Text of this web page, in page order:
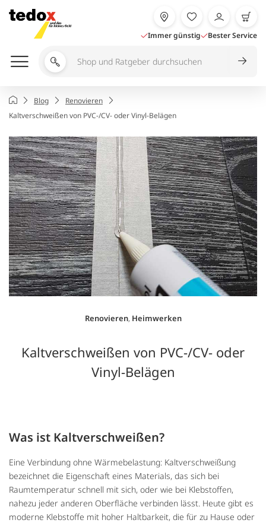
Inhalt
springen
Immer günstig Bester Service
Shop
Ratgeber
durchsuchen
Startseite
Blog
Renovieren
Kaltverschweißen von PVC-/CV- oder Vinyl-Belägen
Renovieren, Heimwerken
Kaltverschweißen von PVC-/CV- oder
Vinyl-Belägen
Was ist Kaltverschweißen?
Eine Verbindung ohne Wärmebelastung: Kaltverschweißung
bezeichnet die Eigenschaft eines Materials, das sich bei
Raumtemperatur schnell mit sich, oder wie bei Klebstoffen,
nahezu jeder anderen Oberfläche verbinden lässt. Heute gibt es
moderne Klebstoffe mit hoher Haltbarkeit, die für zu Hause oder